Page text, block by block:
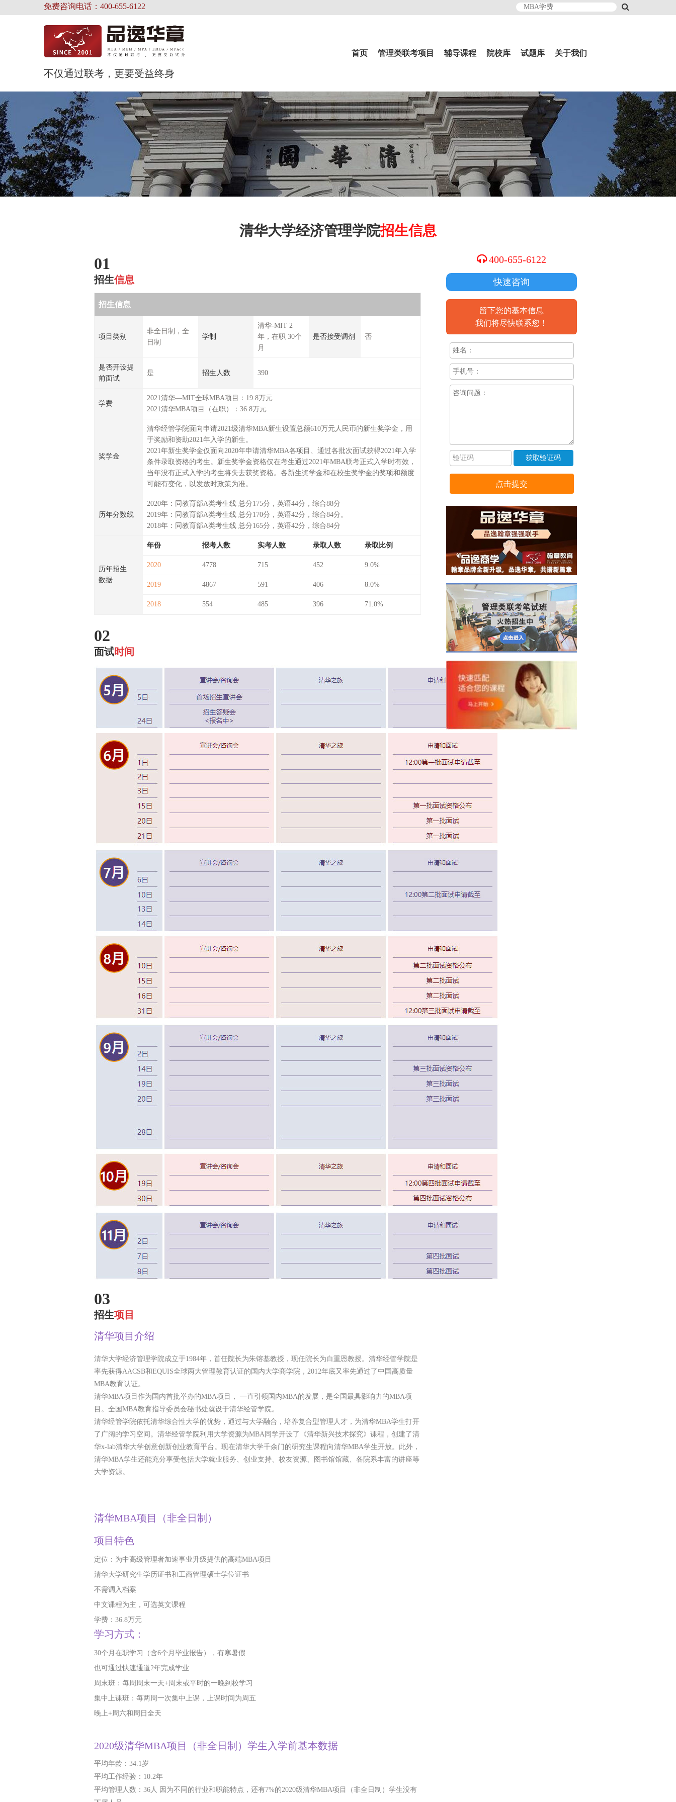
免费咨询电话：400-655-6122
不仅通过联考，更要受益终身
首页 管理类联考项目 辅导课程 院校库 试题库 关于我们
清华大学经济管理学院招生信息
01
招生信息
招生信息
项目类别
非全日制，全
日制
学制
清华-MIT 2
年，在职 30个
月
是否接受调剂 否
是否开设提
前面试
是 招生人数 390
学费
2021清华—MIT全球MBA项目：19.8万元
2021清华MBA项目（在职）：36.8万元
奖学金
清华经管学院面向申请2021级清华MBA新生设置总额610万元人民币的新生奖学金，用
于奖励和资助2021年入学的新生。
2021年新生奖学金仅面向2020年申请清华MBA各项目、通过各批次面试获得2021年入学
条件录取资格的考生。新生奖学金资格仅在考生通过2021年MBA联考正式入学时有效，
当年没有正式入学的考生将失去获奖资格。各新生奖学金和在校生奖学金的奖项和额度
可能有变化，以发放时政策为准。
历年分数线
2020年：同教育部A类考生线 总分175分，英语44分，综合88分
2019年：同教育部A类考生线 总分170分，英语42分，综合84分。
2018年：同教育部A类考生线 总分165分，英语42分，综合84分
历年招生
数据
年份 报考人数 实考人数 录取人数 录取比例
2020 4778 715 452 9.0%
2019 4867 591 406 8.0%
2018 554 485 396 71.0%
02
面试时间
03
招生项目
清华项目介绍
清华大学经济管理学院成立于1984年，首任院长为朱镕基教授，现任院长为白重恩教授。清华经管学院是
率先获得AACSB和EQUIS全球两大管理教育认证的国内大学商学院，2012年底又率先通过了中国高质量
MBA教育认证。
清华MBA项目作为国内首批举办的MBA项目， 一直引领国内MBA的发展，是全国最具影响力的MBA项
目。全国MBA教育指导委员会秘书处就设于清华经管学院。
清华经管学院依托清华综合性大学的优势，通过与大学融合，培养复合型管理人才，为清华MBA学生打开
了广阔的学习空间。清华经管学院利用大学资源为MBA同学开设了《清华新兴技术探究》课程，创建了清
华x-lab清华大学创意创新创业教育平台。现在清华大学千余门的研究生课程向清华MBA学生开放。此外，
清华MBA学生还能充分享受包括大学就业服务、创业支持、校友资源、图书馆馆藏、各院系丰富的讲座等
大学资源。
清华MBA项目（非全日制）
项目特色
定位： 为中高级管理者加速事业升级提供的高端MBA项目
清华大学研究生学历证书和工商管理硕士学位证书
不需调入档案
中文课程为主，可选英文课程
学费：36.8万元
学习方式：
30个月在职学习（含6个月毕业报告），有寒暑假
也可通过快速通道2年完成学业
周末班：每周周末一天+周末或平时的一晚到校学习
集中上课班：每两周一次集中上课，上课时间为周五
晚上+周六和周日全天
2020级清华MBA项目（非全日制）学生入学前基本数据
平均年龄：34.1岁
平均工作经验：10.2年
平均管理人数：36人 因为不同的行业和职能特点，还有7%的2020级清华MBA项目（非全日制）学生没有
400-655-6122
快速咨询
留下您的基本信息
我们将尽快联系您！
获取验证码
点击提交